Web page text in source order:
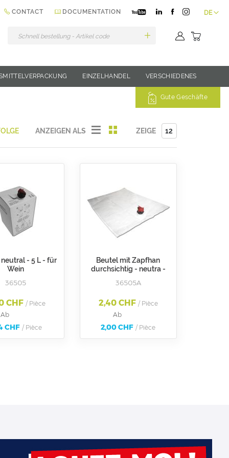
Sprache
DE
CONTACT DOCUMENTATION
Mein
EINZELHANDEL VERSCHIEDENES
Gute Geschäfte
ANZEIGEN ALS Liste
Liste ZEIGE
neutral - 5 L - für
Wein
36505
CHF / Pièce
Ab
CHF / Pièce
Beutel mit Zapfhan
durchsichtig - neutra -
EVOH
36505A
2,40 CHF / Pièce
Ab
2,00 CHF / Pièce